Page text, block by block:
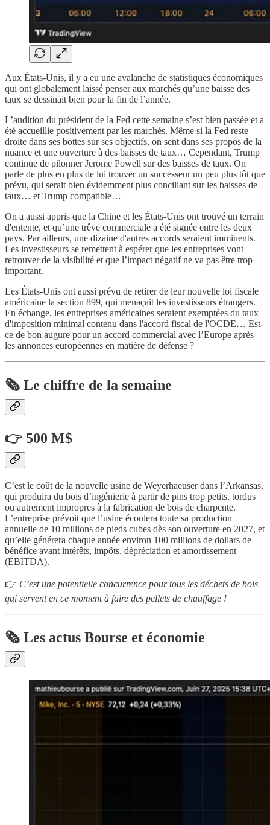
Aux États-Unis, il y a eu une avalanche de statistiques économiques
qui ont globalement laissé penser aux marchés qu’une baisse des
taux se dessinait bien pour la fin de l’année.
L’audition du président de la Fed cette semaine s’est bien passée et a
été accueillie positivement par les marchés. Même si la Fed reste
droite dans ses bottes sur ses objectifs, on sent dans ses propos de la
nuance et une ouverture à des baisses de taux… Cependant, Trump
continue de pilonner Jerome Powell sur des baisses de taux. On
parle de plus en plus de lui trouver un successeur un peu plus tôt que
prévu, qui serait bien évidemment plus conciliant sur les baisses de
taux… et Trump compatible…
On a aussi appris que la Chine et les États-Unis ont trouvé un terrain
d'entente, et qu’une trêve commerciale a été signée entre les deux
pays. Par ailleurs, une dizaine d'autres accords seraient imminents.
Les investisseurs se remettent à espérer que les entreprises vont
retrouver de la visibilité et que l’impact négatif ne va pas être trop
important.
Les États-Unis ont aussi prévu de retirer de leur nouvelle loi fiscale
américaine la section 899, qui menaçait les investisseurs étrangers.
En échange, les entreprises américaines seraient exemptées du taux
d'imposition minimal contenu dans l'accord fiscal de l'OCDE… Est-
ce de bon augure pour un accord commercial avec l’Europe après
les annonces européennes en matière de défense ?
🗞️ Le chiffre de la semaine
👉 500 M$
C’est le coût de la nouvelle usine de Weyerhaeuser dans l’Arkansas,
qui produira du bois d’ingénierie à partir de pins trop petits, tordus
ou autrement impropres à la fabrication de bois de charpente.
L’entreprise prévoit que l’usine écoulera toute sa production
annuelle de 10 millions de pieds cubes dès son ouverture en 2027, et
qu’elle générera chaque année environ 100 millions de dollars de
bénéfice avant intérêts, impôts, dépréciation et amortissement
(EBITDA).
👉 C’est une potentielle concurrence pour tous les déchets de bois
qui servent en ce moment à faire des pellets de chauffage !
🗞️ Les actus Bourse et économie